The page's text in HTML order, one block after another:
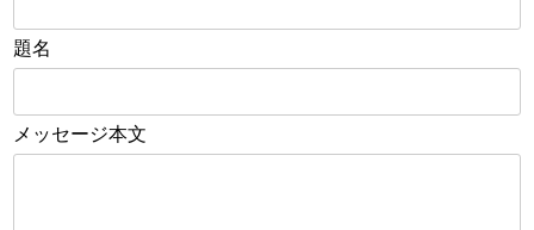
題名
メッセージ本文